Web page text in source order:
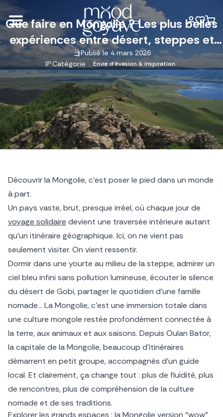
Que faire en Mongolie ? Les plus belles
expériences entre désert, steppes et
vie nomade
Publié le 4 mars 2026
Catégorie : Envie d'évasion & inspiration
Découvrir la Mongolie, c’est poser le pied dans un monde
à part.
Un pays vaste, brut, presque irréel, où chaque jour de
voyage solidaire devient une traversée intérieure autant
qu’un itinéraire géographique. Ici, on ne vient pas
seulement visiter. On vient ressentir.
Dormir dans une yourte au milieu de la steppe, admirer un
ciel bleu infini sans pollution lumineuse, écouter le silence
du désert de Gobi, partager le quotidien d’une famille
nomade… La Mongolie, c’est une immersion totale dans
une culture mongole restée profondément connectée à
la terre, aux animaux et aux saisons. Depuis Oulan Bator,
la capitale de la Mongolie, beaucoup d’itinéraires
démarrent en petit groupe, accompagnés d’un guide
local. Et clairement, ça change tout : plus de fluidité, plus
de rencontres, plus de compréhension de la culture
nomade et de ses traditions.
Explorer les grands espaces : la Mongolie version “wow”